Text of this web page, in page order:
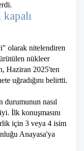
olarak nitelendiren
nükleer
Haziran 2025'ten
uğradığını belirtti.
durumunun nasıl
İlk konuşmasını
için 3 veya 4 isim
Anayasa'ya